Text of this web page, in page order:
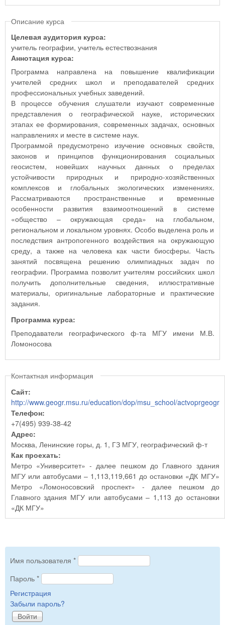
Описание курса
Целевая аудитория курса:
учитель географии, учитель естествознания
Аннотация курса:
Программа направлена на повышение квалификации
учителей средних школ и преподавателей средних
профессиональных учебных заведений.
В процессе обучения слушатели изучают современные
представления о географической науке, исторических
этапах ее формирования, современных задачах, основных
направлениях и месте в системе наук.
Программой предусмотрено изучение основных свойств,
законов и принципов функционирования социальных
геосистем, новейших научных данных о пределах
устойчивости природных и природно-хозяйственных
комплексов и глобальных экологических изменениях.
Рассматриваются пространственные и временные
особенности развития взаимоотношений в системе
«общество – окружающая среда» на глобальном,
региональном и локальном уровнях. Особо выделена роль и
последствия антропогенного воздействия на окружающую
среду, а также на человека как части биосферы. Часть
занятий посвящена решению олимпиадных задач по
географии. Программа позволит учителям российских школ
получить дополнительные сведения, иллюстративные
материалы, оригинальные лабораторные и практические
задания.
Программа курса:
Преподаватели географического ф-та МГУ имени М.В.
Ломоносова
Контактная информация
Сайт:
http://www.geogr.msu.ru/education/dop/msu_school/actvoprgeogr
Телефон:
+7(495) 939-38-42
Адрес:
Москва, Ленинские горы, д. 1, ГЗ МГУ, географический ф-т
Как проехать:
Метро «Университет» - далее пешком до Главного здания
МГУ или автобусами – 1,113,119,661 до остановки «ДК МГУ»
Метро «Ломоносовский проспект» - далее пешком до
Главного здания МГУ или автобусами – 1,113 до остановки
«ДК МГУ»
Имя пользователя *
Пароль *
Регистрация
Забыли пароль?